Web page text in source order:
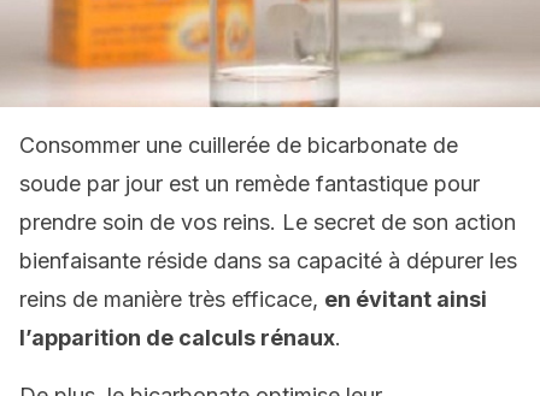
Consommer une cuillerée de bicarbonate de
soude par jour est un remède fantastique pour
prendre soin de vos reins. Le secret de son action
bienfaisante réside dans sa capacité à dépurer les
reins de manière très efficace, en évitant ainsi
l’apparition de calculs rénaux.